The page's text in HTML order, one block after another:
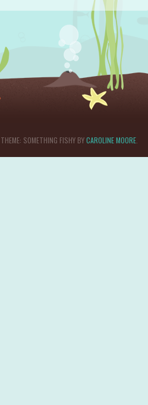
THEME: SOMETHING FISHY BYCAROLINE MOORE